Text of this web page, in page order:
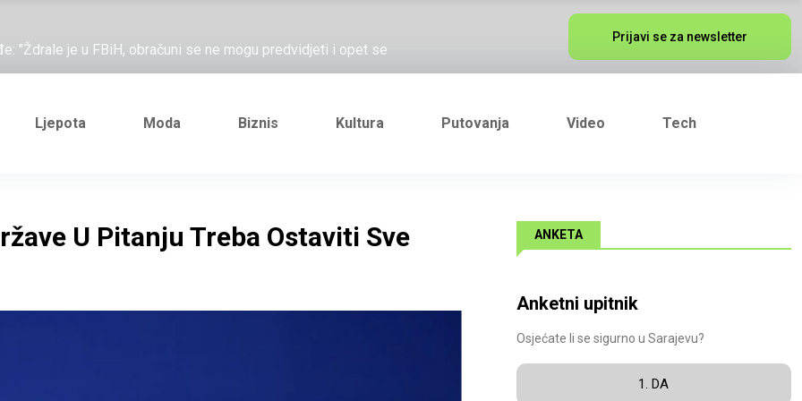
"Ždrale je u FBiH, obračuni se ne mogu predvidjeti i opet se
Željezničarov Karamarko
je general Izet Nanić, pogibijom je probio blokadu koja je
Željezničarov Karamarko
Prijavi se za newsletter
Ljepota Moda Biznis Kultura Putovanja Video Tech
U Pitanju Treba Ostaviti Sve
ANKETA
Anketni upitnik
Osjećate li se sigurno u Sarajevu?
1. DA